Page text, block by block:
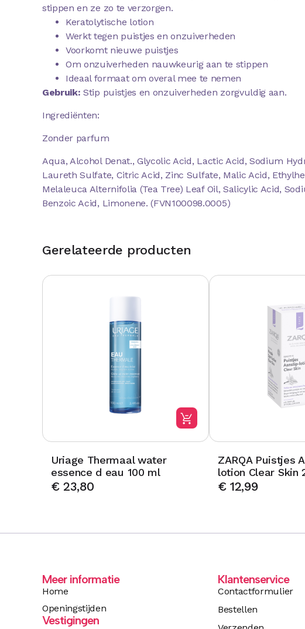
stippen en ze zo te verzorgen.
Keratolytische lotion
Werkt tegen puistjes en onzuiverheden
Voorkomt nieuwe puistjes
Om onzuiverheden nauwkeurig aan te stippen
Ideaal formaat om overal mee te nemen​
Gebruik: Stip puistjes en onzuiverheden zorgvuldig aan.
Ingrediënten:
Zonder parfum
Aqua, Alcohol Denat., Glycolic Acid, Lactic Acid, Sodium
Laureth Sulfate, Citric Acid, Zinc Sulfate, Malic Acid,
Melaleuca Alternifolia (Tea Tree) Leaf Oil, Salicylic Acid,
Benzoic Acid, Limonene. (FVN100098.0005)
Gerelateerde producten
Uriage Thermaal water
essence d eau 100 ml
€23,80
ZARQA Puistjes
lotion Clear Skin
€12,99
Meer informatie
Home
Openingstijden
Vestigingen
Klantenservice
Contactformulier
Bestellen